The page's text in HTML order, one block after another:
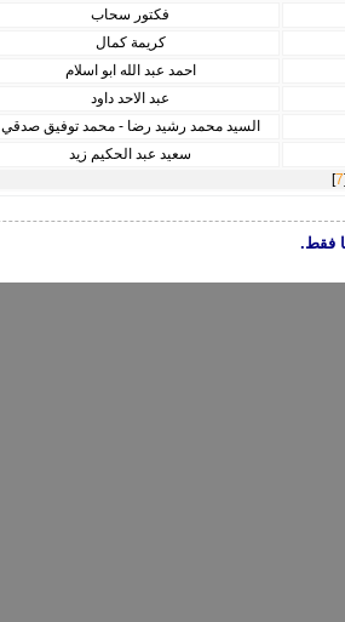
فكتور سحاب
كريمة كمال
احمد عبد الله ابو اسلام
عبد الاحد داود
السيد محمد رشيد رضا - محمد توفيق صدقي
سعيد عبد الحكيم زيد
7
]